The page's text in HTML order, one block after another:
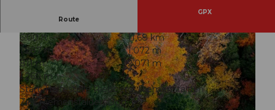
© Xaver Büeler, Schwyz Tourismus
Route
GPX
6:00 h
11,68 km
1.287 m
1.072 m
811 m
2.071 m
1.260 m
Start: Haltestelle Riedberg, Riemenstalden
Ziel: Riemenstalden Dorf